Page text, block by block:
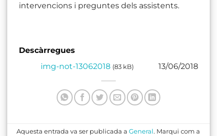
intervencions i preguntes dels assistents.
Descàrregues
img-not-13062018 (83 kB) 13/06/2018
Aquesta entrada va ser publicada aGeneral. Marqui com a